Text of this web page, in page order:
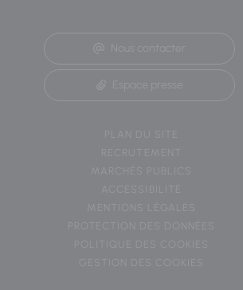
Nous contacter
Espace presse
PLAN DU SITE
RECRUTEMENT
MARCHÉS PUBLICS
ACCESSIBILITÉ
MENTIONS LÉGALES